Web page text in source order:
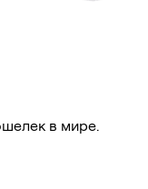
в мире.